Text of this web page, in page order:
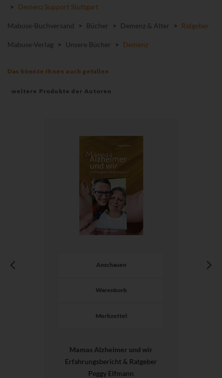
> Demenz Support Stuttgart
Mabuse-Buchversand > Bücher > Demenz & Alter > Ratgeber
Mabuse-Verlag > Unsere Bücher > Demenz
Das könnte Ihnen auch gefallen
weitere Produkte der Autoren
Anschauen
Warenkorb
Merkzettel
Mamas Alzheimer und wir
Erfahrungsbericht & Ratgeber
Peggy Elfmann